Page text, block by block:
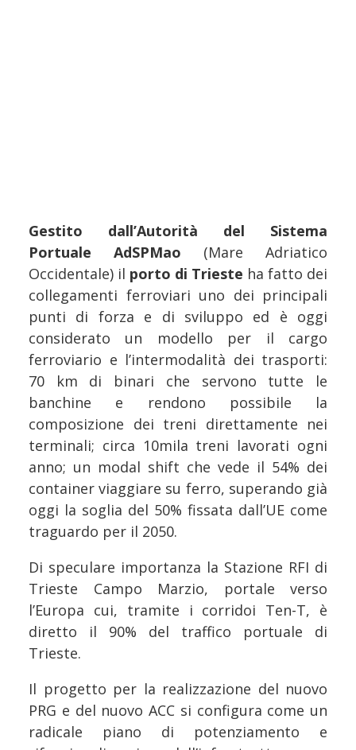
Gestito dall’Autorità del Sistema
Portuale AdSPMao (Mare Adriatico
Occidentale) il porto di Trieste ha fatto dei
collegamenti ferroviari uno dei principali
punti di forza e di sviluppo ed è oggi
considerato un modello per il cargo
ferroviario e l’intermodalità dei trasporti:
70 km di binari che servono tutte le
banchine e rendono possibile la
composizione dei treni direttamente nei
terminali; circa 10mila treni lavorati ogni
anno; un modal shift che vede il 54% dei
container viaggiare su ferro, superando già
oggi la soglia del 50% fissata dall’UE come
traguardo per il 2050.
Di speculare importanza la Stazione RFI di
Trieste Campo Marzio, portale verso
l’Europa cui, tramite i corridoi Ten-T, è
diretto il 90% del traffico portuale di
Trieste.
Il progetto per la realizzazione del nuovo
PRG e del nuovo ACC si configura come un
radicale piano di potenziamento e